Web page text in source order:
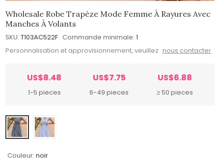
Wholesale Robe Trapèze Mode Femme À Rayures Avec
Manches À Volants
SKU: T103AC522F Commande minimale: 1
Personnalisation et approvisionnement, veuillez nous contacter
US$8.48
1-5 pieces
US$7.75
6-49 pieces
US$6.88
≥ 50 pieces
Couleur: noir